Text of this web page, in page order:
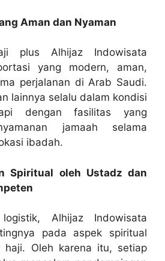
Aman dan Nyaman
plus Alhijaz Indowisata
yang modern, aman,
perjalanan di Arab Saudi.
lainnya selalu dalam kondisi
dengan fasilitas yang
jamaah selama
ibadah.
Spiritual oleh Ustadz dan
Alhijaz Indowisata
pada aspek spiritual
haji. Oleh karena itu, setiap